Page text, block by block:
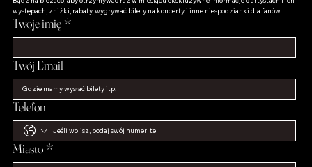
występach, zniżki, rabaty, wygrywać bilety na koncerty i inne niespodzianki dla fanów.
Twoje imię *
Twój Email
Telefon
Miasto *